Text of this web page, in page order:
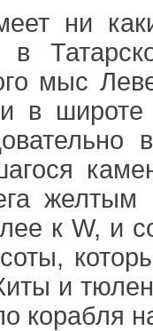
ни
мыс
в
к W, и
и
корабля